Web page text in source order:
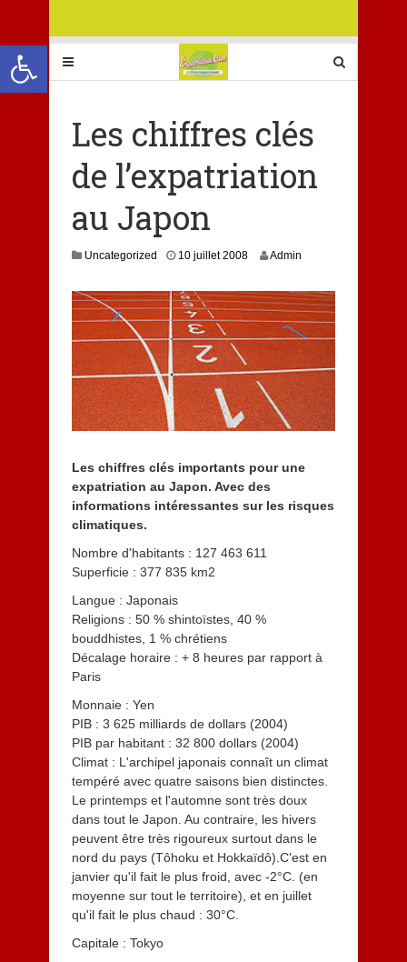
Ouvrir la barre d’outils
Les chiffres clés
de l’expatriation
au Japon
Uncategorized 10 juillet 20081
a
n
v
e
2
0
1
Admin
Les chiffres clés importants pour une
expatriation au Japon. Avec des
informations intéressantes sur les risques
climatiques.
Nombre d'habitants : 127 463 611
Superficie : 377 835 km2
Langue : Japonais
Religions : 50 % shintoïstes, 40 %
bouddhistes, 1 % chrétiens
Décalage horaire : + 8 heures par rapport à
Paris
Monnaie : Yen
PIB : 3 625 milliards de dollars (2004)
PIB par habitant : 32 800 dollars (2004)
Climat : L'archipel japonais connaît un climat
tempéré avec quatre saisons bien distinctes.
Le printemps et l'automne sont très doux
dans tout le Japon. Au contraire, les hivers
peuvent être très rigoureux surtout dans le
nord du pays (Tôhoku et Hokkaïdô).C'est en
janvier qu'il fait le plus froid, avec -2°C. (en
moyenne sur tout le territoire), et en juillet
qu'il fait le plus chaud : 30°C.
Capitale : Tokyo